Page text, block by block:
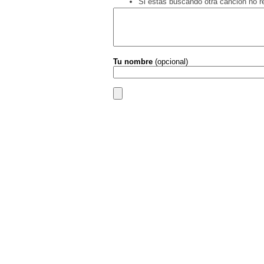
Tu nombre (opcional)